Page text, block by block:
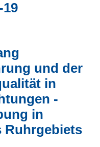
of international
the field of TVET during the
und der
in
-
in
Ruhrgebiets